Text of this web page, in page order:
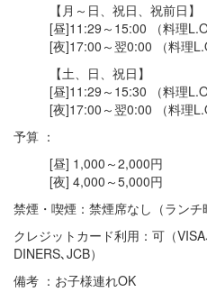
【月～日、祝日、祝前日】
[昼]11:29～15:00 （料理
[夜]17:00～翌0:00 （料理
【土、日、祝日】
[昼]11:29～15:30 （料理
[夜]17:00～翌0:00 （料理
予算 ：
[昼] 1,000～2,000円
[夜] 4,000～5,000円
禁煙・喫煙：禁煙席なし（ランチ
クレジットカード利用：可（
DINERS､JCB）
備考 ：お子様連れOK